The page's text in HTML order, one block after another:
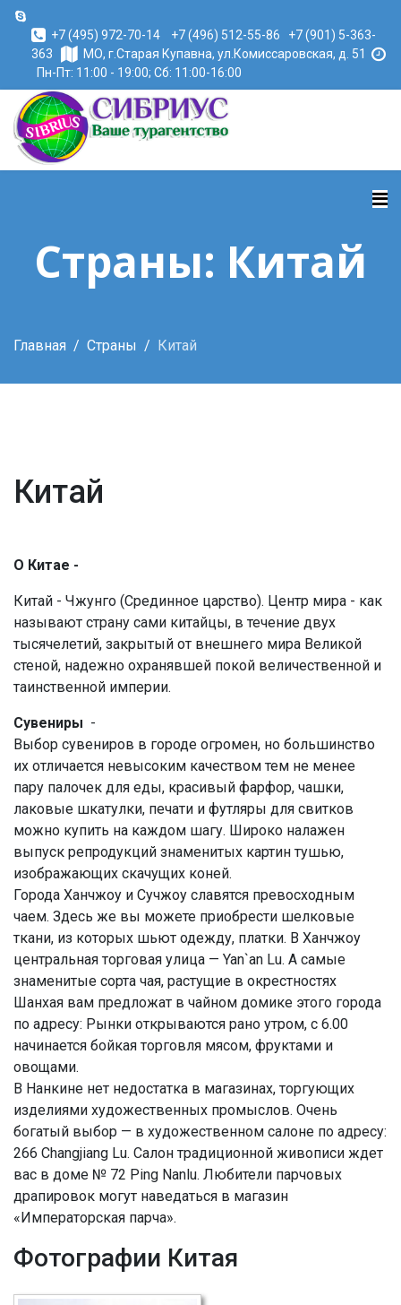
+7 (495) 972-70-14 +7 (496) 512-55-86
+7 (901) 5-363-
363
МО, г.Старая Купавна, ул.Комиссаровская, д. 51
Пн-Пт: 11:00 - 19:00; Сб: 11:00-16:00
Страны: Китай
Главная Страны Китай
Китай
О Китае -
Китай - Чжунго (Срединное царство). Центр мира - как
называют страну сами китайцы, в течение двух
тысячелетий, закрытый от внешнего мира Великой
стеной, надежно охранявшей покой величественной и
таинственной империи.
Сувениры -
Выбор сувениров в городе огромен, но большинство
их отличается невысоким качеством тем не менее
пару палочек для еды, красивый фарфор, чашки,
лаковые шкатулки, печати и футляры для свитков
можно купить на каждом шагу. Широко налажен
выпуск репродукций знаменитых картин тушью,
изображающих скачущих коней.
Города Ханчжоу и Сучжоу славятся превосходным
чаем. Здесь же вы можете приобрести шелковые
ткани, из которых шьют одежду, платки. В Ханчжоу
центральная торговая улица — Yan`an Lu. А самые
знаменитые сорта чая, растущие в окрестностях
Шанхая вам предложат в чайном домике этого города
по адресу: Рынки открываются рано утром, с 6.00
начинается бойкая торговля мясом, фруктами и
овощами.
В Нанкине нет недостатка в магазинах, торгующих
изделиями художественных промыслов. Очень
богатый выбор — в художественном салоне по адресу:
266 Changjiang Lu. Салон традиционной живописи ждет
вас в доме № 72 Ping Nanlu. Любители парчовых
драпировок могут наведаться в магазин
«Императорская парча».
Фотографии Китая